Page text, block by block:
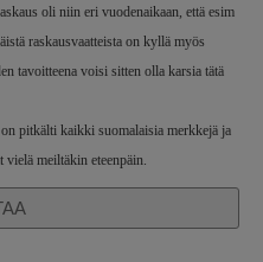
oli niin eri vuodenaikaan, että esim
raskausvaatteista on kyllä myös
tavoitteena voisi sitten olla karsia tätä
pitkälti kaikki suomalaisia merkkejä ja
vielä meiltäkin eteenpäin.